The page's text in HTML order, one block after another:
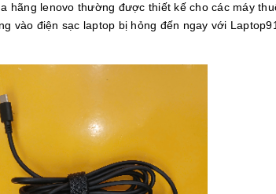
hãng lenovo thường được thiết kế cho các máy
vào điện sạc laptop bị hỏng đến ngay với